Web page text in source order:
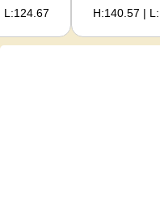
H:140.57 |
L:124.67